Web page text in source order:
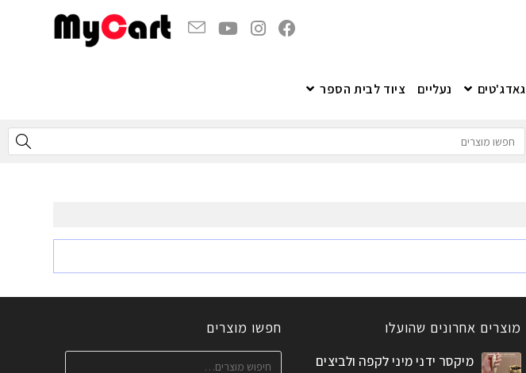
גאדג'טים נעליים ציוד לבית הספר
מוצרים אחרונים שהועלו
מיקסר ידני מיני לקפה ולביצים
חפשו מוצרים